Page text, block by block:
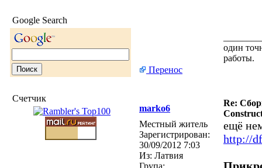
Google Search
Счетчик
один
работы.
Перенос
marko6
Re:
Местный житель
Зарегистрирован:
30/09/2012 7:03
Из: Латвия
Група:
ещё
http://